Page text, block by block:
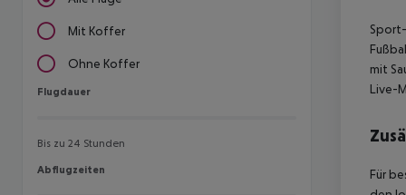
Mit Koffer
Ohne Koffer
Flugdauer
Flugdauer
Bis zu 24 Stunden
Abflugzeiten
Abflugzeiten
mit
Live-
Für